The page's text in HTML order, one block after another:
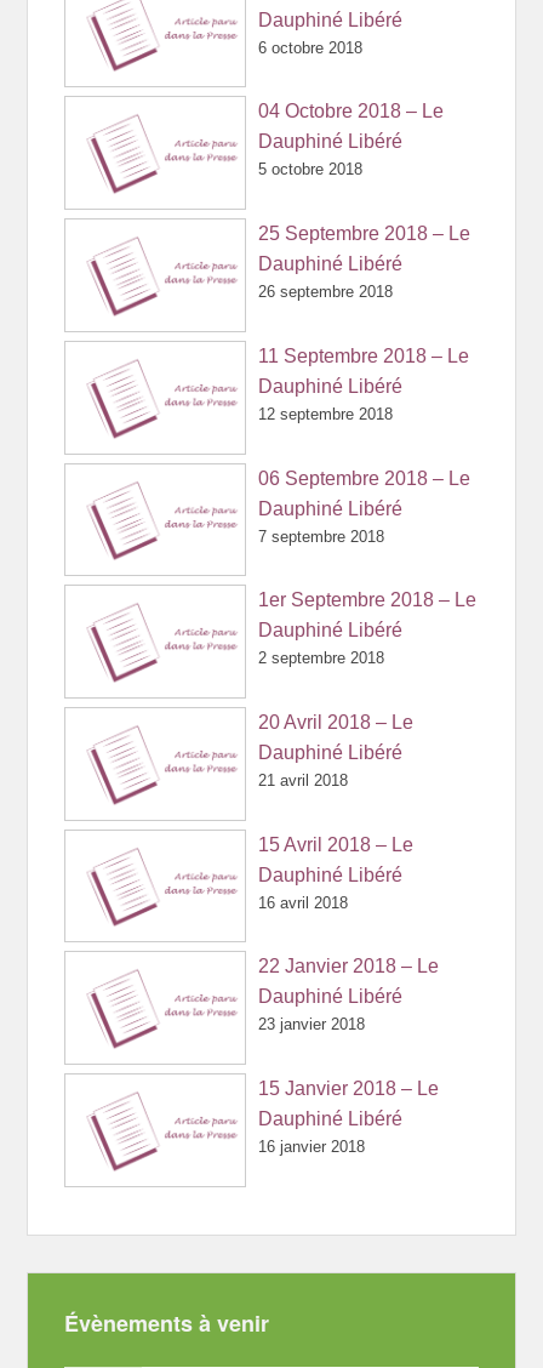
Dauphiné Libéré
6 octobre 2018
04 Octobre 2018 – Le
Dauphiné Libéré
5 octobre 2018
25 Septembre 2018 – Le
Dauphiné Libéré
26 septembre 2018
11 Septembre 2018 – Le
Dauphiné Libéré
12 septembre 2018
06 Septembre 2018 – Le
Dauphiné Libéré
7 septembre 2018
1er Septembre 2018 – Le
Dauphiné Libéré
2 septembre 2018
20 Avril 2018 – Le
Dauphiné Libéré
21 avril 2018
15 Avril 2018 – Le
Dauphiné Libéré
16 avril 2018
22 Janvier 2018 – Le
Dauphiné Libéré
23 janvier 2018
15 Janvier 2018 – Le
Dauphiné Libéré
16 janvier 2018
Évènements à venir